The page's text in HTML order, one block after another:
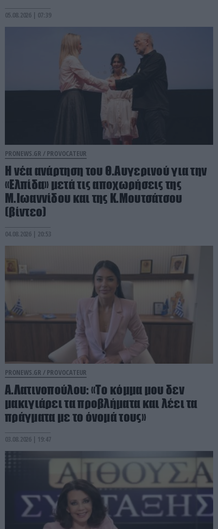
05.08.2026 | 07:39
PRONEWS.GR / PROVOCATEUR
Η νέα ανάρτηση του Θ.Αυγερινού για την
«Ελπίδα» μετά τις αποχωρήσεις της
Μ.Ιωαννίδου και της Κ.Μουτσάτσου
(βίντεο)
04.08.2026 | 20:53
PRONEWS.GR / PROVOCATEUR
Α.Λατινοπούλου: «Το κόμμα μου δεν
μακιγιάρει τα προβλήματα και λέει τα
πράγματα με το όνομά τους»
03.08.2026 | 19:47